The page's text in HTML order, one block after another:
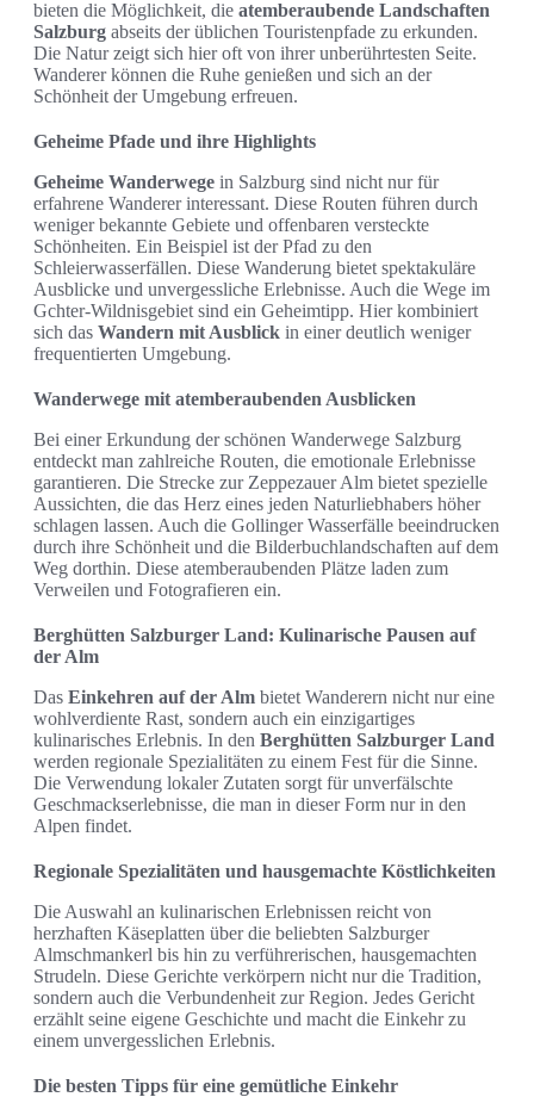
bieten die Möglichkeit, die atemberaubende Landschaften
Salzburg abseits der üblichen Touristenpfade zu erkunden.
Die Natur zeigt sich hier oft von ihrer unberührtesten Seite.
Wanderer können die Ruhe genießen und sich an der
Schönheit der Umgebung erfreuen.
Geheime Pfade und ihre Highlights
Geheime Wanderwege in Salzburg sind nicht nur für
erfahrene Wanderer interessant. Diese Routen führen durch
weniger bekannte Gebiete und offenbaren versteckte
Schönheiten. Ein Beispiel ist der Pfad zu den
Schleierwasserfällen. Diese Wanderung bietet spektakuläre
Ausblicke und unvergessliche Erlebnisse. Auch die Wege im
Gchter-Wildnisgebiet sind ein Geheimtipp. Hier kombiniert
sich das Wandern mit Ausblick in einer deutlich weniger
frequentierten Umgebung.
Wanderwege mit atemberaubenden Ausblicken
Bei einer Erkundung der schönen Wanderwege Salzburg
entdeckt man zahlreiche Routen, die emotionale Erlebnisse
garantieren. Die Strecke zur Zeppezauer Alm bietet spezielle
Aussichten, die das Herz eines jeden Naturliebhabers höher
schlagen lassen. Auch die Gollinger Wasserfälle beeindrucken
durch ihre Schönheit und die Bilderbuchlandschaften auf dem
Weg dorthin. Diese atemberaubenden Plätze laden zum
Verweilen und Fotografieren ein.
Berghütten Salzburger Land: Kulinarische Pausen auf
der Alm
Das Einkehren auf der Alm bietet Wanderern nicht nur eine
wohlverdiente Rast, sondern auch ein einzigartiges
kulinarisches Erlebnis. In den Berghütten Salzburger Land
werden regionale Spezialitäten zu einem Fest für die Sinne.
Die Verwendung lokaler Zutaten sorgt für unverfälschte
Geschmackserlebnisse, die man in dieser Form nur in den
Alpen findet.
Regionale Spezialitäten und hausgemachte Köstlichkeiten
Die Auswahl an kulinarischen Erlebnissen reicht von
herzhaften Käseplatten über die beliebten Salzburger
Almschmankerl bis hin zu verführerischen, hausgemachten
Strudeln. Diese Gerichte verkörpern nicht nur die Tradition,
sondern auch die Verbundenheit zur Region. Jedes Gericht
erzählt seine eigene Geschichte und macht die Einkehr zu
einem unvergesslichen Erlebnis.
Die besten Tipps für eine gemütliche Einkehr